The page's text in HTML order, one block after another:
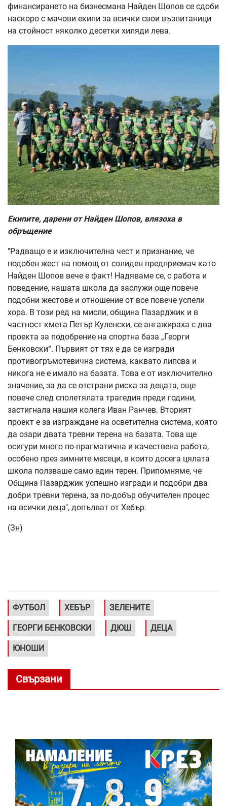
финансирането на бизнесмана Найден Шопов се сдоби
наскоро с мачови екипи за всички свои възпитаници
на стойност няколко десетки хиляди лева.
Екипите, дарени от Найден Шопов, влязоха в
обръщение
"Радващо е и изключителна чест и признание, че
подобен жест на помощ от солиден предприемач като
Найден Шопов вече е факт! Надяваме се, с работа и
поведение, нашата школа да заслужи още повече
подобни жестове и отношение от все повече успели
хора. В този ред на мисли, община Пазарджик и в
частност кмета Петър Куленски, се ангажираха с два
проекта за подобрение на спортна база „Георги
Бенковски“. Първият от тях е да се изгради
противогръмотевична система, каквато липсва и
никога не е имало на базата. Това е от изключително
значение, за да се отстрани риска за децата, още
повече след сполетялата трагедия преди години,
застигнала нашия колега Иван Ранчев. Вторият
проект е за изграждане на осветителна система, която
да озари двата тревни терена на базата. Това ще
осигури много по-прагматична и качествена работа,
особено през зимните месеци, в които досега цялата
школа ползваше само един терен. Припомняме, че
Община Пазарджик успешно изгради и подобри два
добри тревни терена, за по-добър обучителен процес
на всички деца", допълват от Хебър.
(Зн)
ФУТБОЛ ХЕБЪР ЗЕЛЕНИТЕ
ГЕОРГИ БЕНКОВСКИ ДЮШ ДЕЦА
ЮНОШИ
Свързани